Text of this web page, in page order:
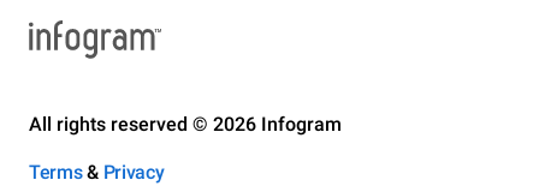
All rights reserved © 2026 Infogram
Terms& Privacy